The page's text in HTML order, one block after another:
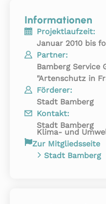
Informationen
Projektlaufzeit:
Januar 2010 bis
Partner:
Bamberg Service
"Artenschutz in
Förderer:
Stadt Bamberg
Kontakt:
Stadt Bamberg
Klima- und
Zur Mitgliedsseite
Stadt Bamberg